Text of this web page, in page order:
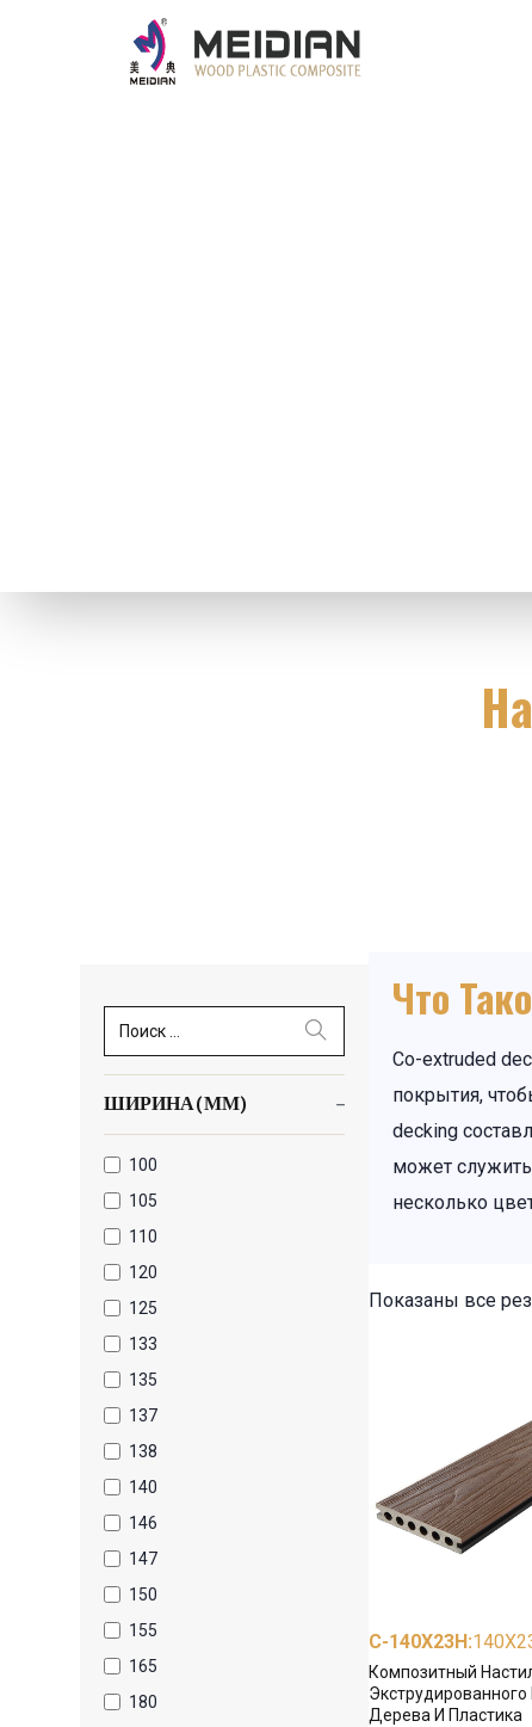
ШИРИНА(ММ)
100
105
110
120
125
133
135
137
138
140
146
147
150
155
165
180
Что
Co-extruded
покрытия,
decking
может
несколько
Показаны все
С-140X23H :
Композитный
Экструдированного
Дерева И Пластика